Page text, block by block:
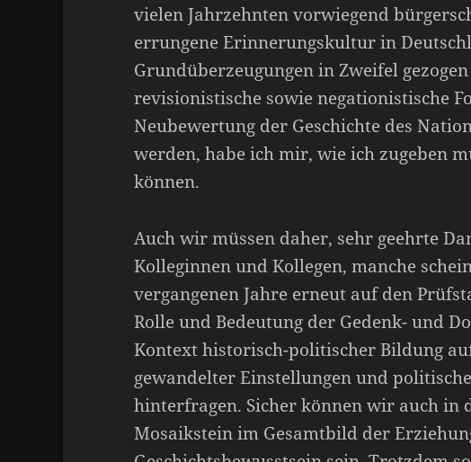
vielen Jahrzehnten vorwiegend
errungene Erinnerungskultur in
Grundüberzeugungen in Zweifel
revisionistische sowie negationistische
Neubewertung der Geschichte des
werden, habe ich mir, wie ich zugeben
können.
Auch wir müssen daher, sehr geehrte
Kolleginnen und Kollegen, manche
vergangenen Jahre erneut auf den
Rolle und Bedeutung der Gedenk- und
Kontext historisch-politischer Bildung
gewandelter Einstellungen und
hinterfragen. Sicher können wir auch in
Mosaikstein im Gesamtbild der